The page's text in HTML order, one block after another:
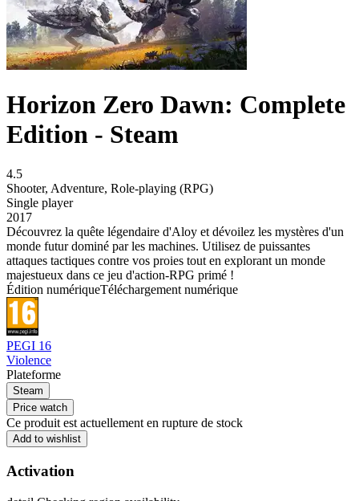
Horizon Zero Dawn: Complete
Edition - Steam
4.5
Shooter, Adventure, Role-playing (RPG)
Single player
2017
Découvrez la quête légendaire d'Aloy et dévoilez les mystères d'un
monde futur dominé par les machines. Utilisez de puissantes
attaques tactiques contre vos proies tout en explorant un monde
majestueux dans ce jeu d'action-RPG primé !
Édition numériqueTéléchargement numérique
PEGI 16
Violence
Plateforme
Steam
Price watch
Ce produit est actuellement en rupture de stock
Add to wishlist
Activation